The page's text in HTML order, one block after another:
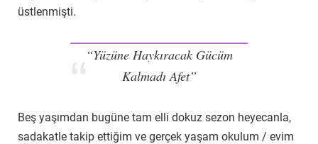
üstlenmişti.
“Yüzüne Haykıracak Gücüm
Kalmadı Afet”
Beş yaşımdan bugüne tam elli dokuz sezon heyecanla,
sadakatle takip ettiğim ve gerçek yaşam okulum / evim